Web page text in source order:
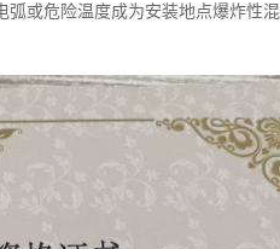
或危险温度成为安装地点爆炸性混